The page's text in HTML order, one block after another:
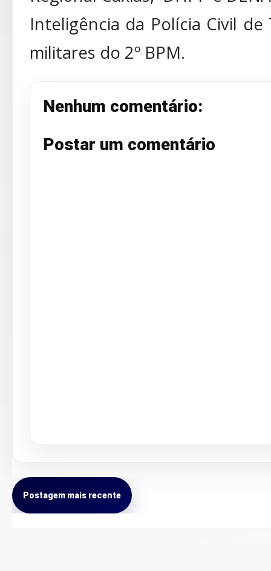
Inteligência da Polícia Civil
militares do 2º BPM.
Nenhum comentário:
Postar um comentário
Postagem mais recente